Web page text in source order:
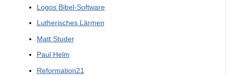
Logos Bibel-Software
Lutherisches Lärmen
Matt Studer
Paul Helm
Reformation21